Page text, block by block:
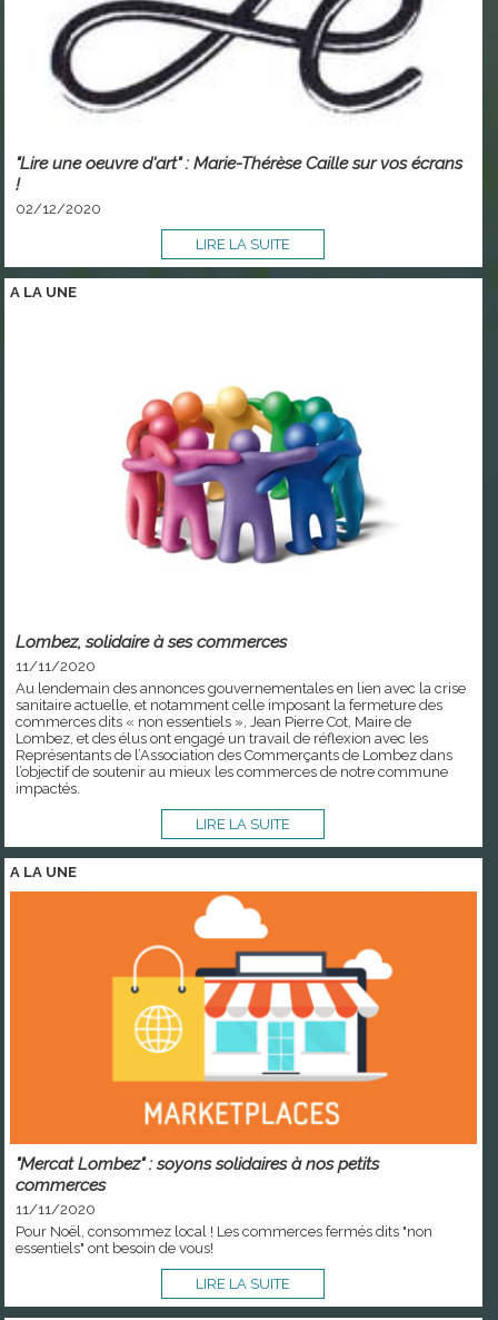
"Lire une oeuvre d'art" : Marie-Thérèse Caille sur vos écrans
!
02/12/2020
LIRE LA SUITE
A LA UNE
Lombez, solidaire à ses commerces
11/11/2020
Au lendemain des annonces gouvernementales en lien avec la crise
sanitaire actuelle, et notamment celle imposant la fermeture des
commerces dits « non essentiels », Jean Pierre Cot, Maire de
Lombez, et des élus ont engagé un travail de réflexion avec les
Représentants de l’Association des Commerçants de Lombez dans
l’objectif de soutenir au mieux les commerces de notre commune
impactés.
LIRE LA SUITE
A LA UNE
"Mercat Lombez" : soyons solidaires à nos petits
commerces
11/11/2020
Pour Noël, consommez local ! Les commerces fermés dits "non
essentiels" ont besoin de vous!
LIRE LA SUITE